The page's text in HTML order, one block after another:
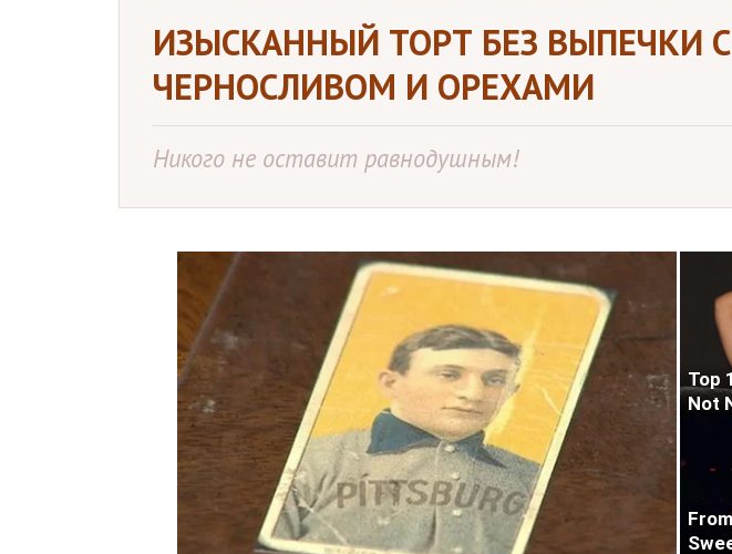
ИЗЫСКАННЫЙ ТОРТ БЕЗ ВЫПЕЧКИ С
ЧЕРНОСЛИВОМ И ОРЕХАМИ
Никого не оставит равнодушным!